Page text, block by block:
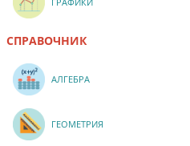
СПРАВОЧНИК
АЛГЕБРА
ГЕОМЕТРИЯ